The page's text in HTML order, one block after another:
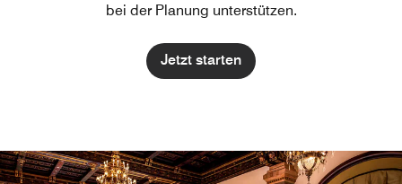
bei der Planung unterstützen.
Jetzt starten